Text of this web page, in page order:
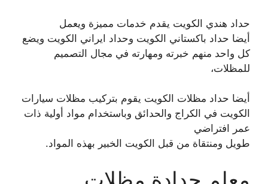
حداد هندي الكويت يقدم خدمات مميزة ويعمل
أيضا حداد باكستاني الكويت وحداد ايراني الكويت ويضع
كل واحد منهم خبرته ومهارته في مجال التصميم
للمظلات،
أيضا حداد مظلات الكويت يقوم بتركيب مظلات سيارات
الكويت في الكراج والحدائق وباستخدام مواد أولية ذات
عمر افتراضي
طويل ومنتقاة من قبل الكويت الخبير بهذه المواد.